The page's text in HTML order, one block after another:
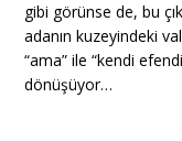
gibi görünse de, bu
adanın kuzeyindeki
“ama” ile “kendi
dönüşüyor…